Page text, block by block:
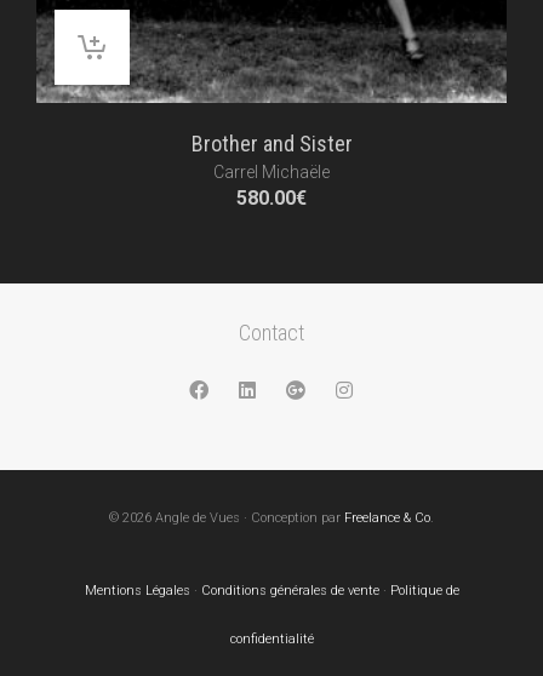
Brother and Sister
Carrel Michaële
580.00€
Contact
© 2026 Angle de Vues · Conception par Freelance & Co.
Mentions Légales · Conditions générales de vente· Politique de
confidentialité